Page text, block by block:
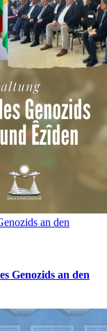
an den
Genozids an den